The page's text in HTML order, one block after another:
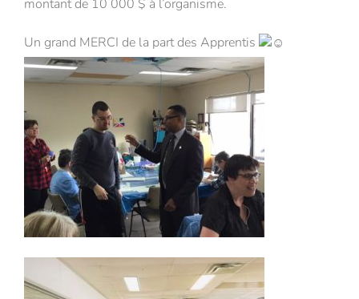
montant de 10 000 $ à l’organisme.
Un grand MERCI de la part des Apprentis